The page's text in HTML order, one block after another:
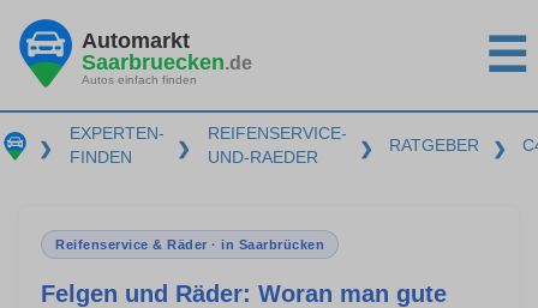
Automarkt
Saarbruecken.de
Autos einfach finden ☰
❯
EXPERTEN-
FINDEN
❯
REIFENSERVICE-
UND-RAEDER
❯ RATGEBER ❯
Reifenservice & Räder · in Saarbrücken
Felgen und Räder: Woran man gute